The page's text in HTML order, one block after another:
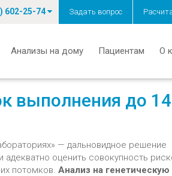
602-25-74 Задать вопрос
Анализы на дому Пациентам О
выполнения до 14
— дальновидное решение
оценить совокупность
потомков. Анализ на генетическую